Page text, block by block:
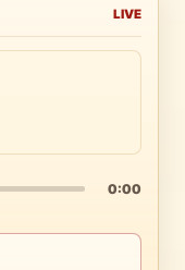
LIVE
0:00